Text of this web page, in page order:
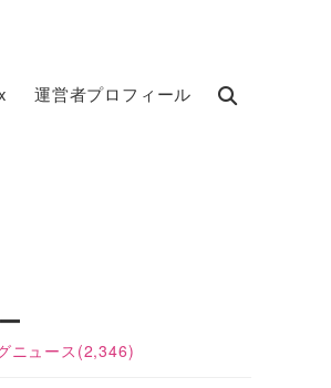
運営者プロフィール
ニュース (2,346)